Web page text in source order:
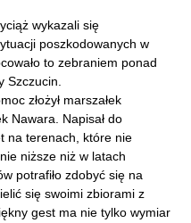
wykazali się
poszkodowanych w
to zebraniem ponad
Szczucin.
złożył marszałek
Nawara. Napisał do
na terenach, które nie
niższe niż w latach
potrafiło zdobyć się na
się swoimi zbiorami z
gest ma nie tylko wymiar